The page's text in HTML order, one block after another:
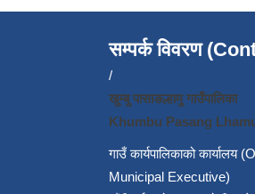
सम्पर्क विवरण
/
खुम्बु पासाङल्हामु गाउँपालिका
Khumbu Pasang
गाउँ कार्यपालिकाको
Municipal Executive)